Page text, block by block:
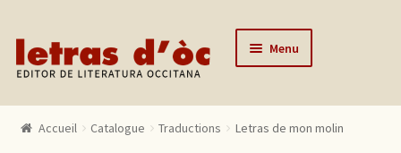
Aller à la navigation
Aller au contenu Menu
Catalogue
Accueil Catalogue Traductions Letras de mon molin